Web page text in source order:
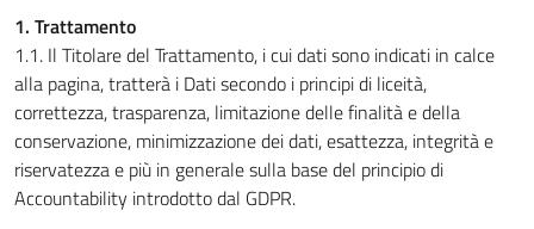
1. Trattamento
1.1. Il Titolare del Trattamento, i cui dati sono indicati in calce
alla pagina, tratterà i Dati secondo i principi di liceità,
correttezza, trasparenza, limitazione delle finalità e della
conservazione, minimizzazione dei dati, esattezza, integrità e
riservatezza e più in generale sulla base del principio di
Accountability introdotto dal GDPR.